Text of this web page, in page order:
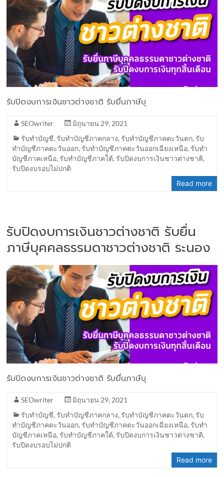
รับปิดงบการเงินชาวต่างชาติ รับยื่นภาษีบุ
SEOwriter
มิถุนายน 29, 2021
รับทำบัญชี, รับทำบัญชีภาคกลาง, รับทำบัญชีภาคตะวันตก, รับ
ทำบัญชีภาคตะวันออก, รับทำบัญชีภาคตะวันออกเฉียงเหนือ, รับทำ
บัญชีภาคเหนือ, รับทำบัญชีภาคใต้, รับปิดงบการเงินชาวต่างชาติ,
รับปิดงบรอบไม่ปกติ
Read more
รับปิดงบการเงินชาวต่างชาติ รับยื่น
ภาษีบุคคลธรรมดาชาวต่างชาติ ระนอง
รับปิดงบการเงินชาวต่างชาติ รับยื่นภาษีบุ
SEOwriter
มิถุนายน 29, 2021
รับทำบัญชี, รับทำบัญชีภาคกลาง, รับทำบัญชีภาคตะวันตก, รับ
ทำบัญชีภาคตะวันออก, รับทำบัญชีภาคตะวันออกเฉียงเหนือ, รับทำ
บัญชีภาคเหนือ, รับทำบัญชีภาคใต้, รับปิดงบการเงินชาวต่างชาติ,
รับปิดงบรอบไม่ปกติ
Read more